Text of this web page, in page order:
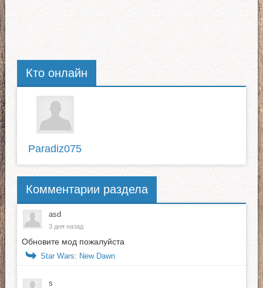
Кто онлайн
Paradiz075
Комментарии раздела
asd
3 дня назад
Обновите мод пожалуйста
Star Wars: New Dawn
s